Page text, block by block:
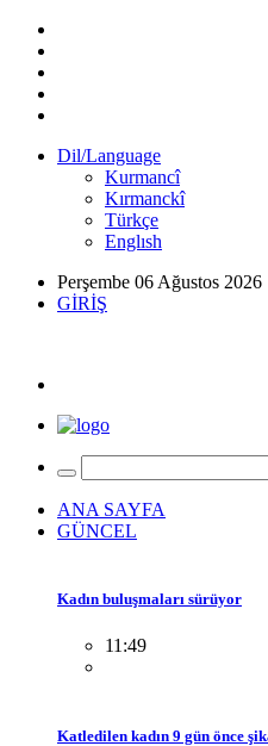
Dil/Language
Kurmancî
Kırmanckî
Türkçe
Englısh
Perşembe 06 Ağustos 2026
GİRİŞ
ANA SAYFA
GÜNCEL
Kadın buluşmaları sürüyor
11:49
Katledilen kadın 9 gün önce